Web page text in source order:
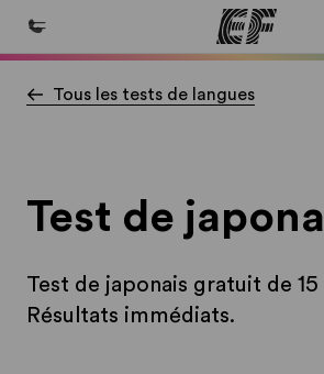
Accueil
Nos offres
Trouver un bureau
Tous les tests de langues
Test de
Test de japonais gratuit de
Résultats immédiats.